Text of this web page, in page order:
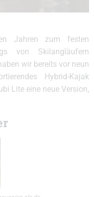
Jahren zum festen
von Skilangläufern
wir bereits vor neun
Hybrid-Kajak
Lite eine neue Version,